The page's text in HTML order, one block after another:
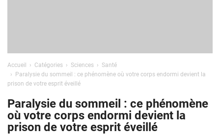
Accueil Catégories Sciences
Santé
Paralysie du sommeil : ce phénomène où votre corps endormi devient la
prison de votre esprit éveillé
Paralysie du sommeil : ce phénomène
où votre corps endormi devient la
prison de votre esprit éveillé